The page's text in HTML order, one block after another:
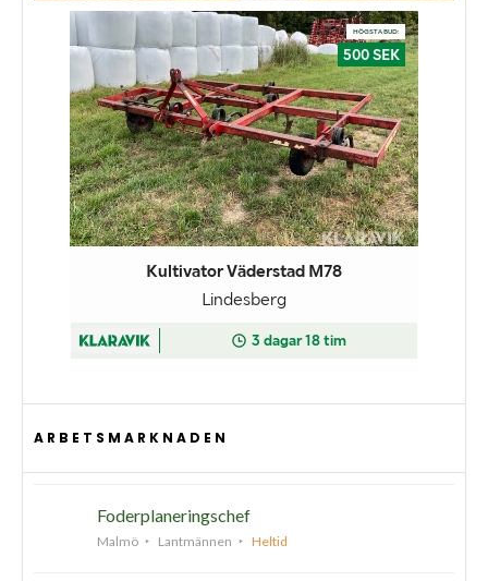
ARBETSMARKNADEN
Foderplaneringschef
Malmö Lantmännen Heltid